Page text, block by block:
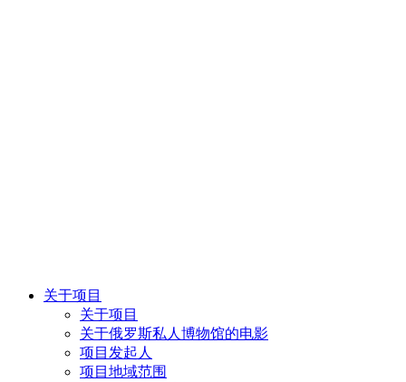
关于项目
关于项目
关于俄罗斯私人博物馆的电影
项目发起人
项目地域范围